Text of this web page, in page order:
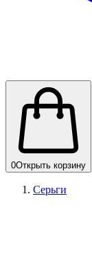
0Открыть корзину
Серьги